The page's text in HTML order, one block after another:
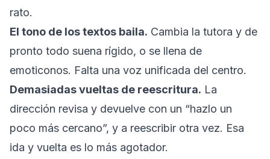
rato.
El tono de los textos baila. Cambia la tutora y de
pronto todo suena rígido, o se llena de
emoticonos. Falta una voz unificada del centro.
Demasiadas vueltas de reescritura. La
dirección revisa y devuelve con un “hazlo un
poco más cercano”, y a reescribir otra vez. Esa
ida y vuelta es lo más agotador.